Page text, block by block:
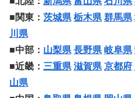
■関東： 茨城県 栃木県 群馬県
川県
■中部： 山梨県 長野県 岐阜県
■近畿： 三重県 滋賀県 京都府
山県